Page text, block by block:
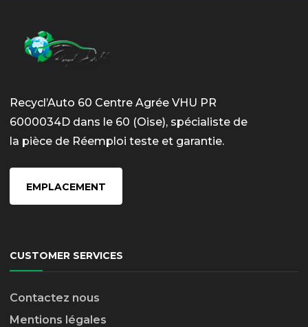
Recycl’Auto 60 Centre Agrée VHU PR
6000034D dans le 60 (Oise), spécialiste de
la pièce de Réemploi teste et garantie.
EMPLACEMENT
CUSTOMER SERVICES
Contactez nous
Mentions légales